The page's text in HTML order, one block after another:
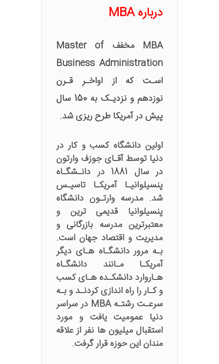
درباره MBA
MBA مخفف Master of
Business Administration
اسـت که از اواخـر قـرن
نوزدهم و نزدیـک به 150 سال
پیش در آمریکا طرح ریزی شد.
اولین دانشگاه کسب و کار در
دنیا توسط آقـای جوزف وارتون
در سال 1881 در دانـشگـاه
پنسیلوانیـا آمریکـا تاسیـس
شد. مدرسه وارتـون دانشگاه
پنسیلوانیا قدیمی ترین و
معتبرترین مدرسه بازرگانی و
مدیریت و اقتصاد جهان است.
بـه مرور دانشگـاه هـای دیگر
آمریکـا مـانند دانشگـاه
هـاروارد دانشکـده هـای کسب
و کـار را راه اندازی کردنـد و بـه
سرعـت رشتـه MBA در سراسر
دنیا عمومیت یافت و مورد
استقبال میلیون ها نفر از علاقه‌
مندان این حوزه قرار گرفت.